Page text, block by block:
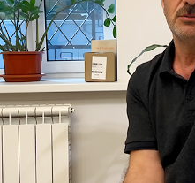
Судьба здания
вопросом. В итоге в
объявлено о намерении
малайзийской
фирма, созданная
планировала за $20